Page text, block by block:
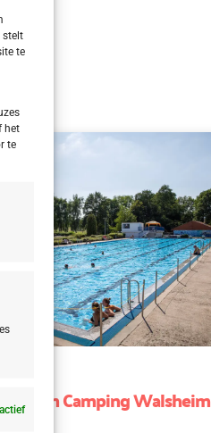
stelt
te
het
te
Camping Walsheim